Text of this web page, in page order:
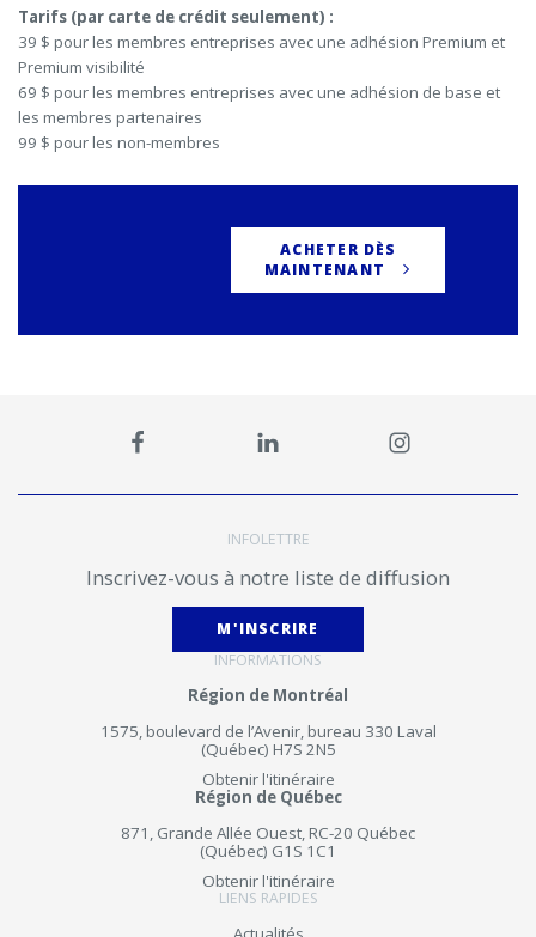
Tarifs (par carte de crédit seulement) :
39 $ pour les membres entreprises avec une adhésion Premium et
Premium visibilité
69 $ pour les membres entreprises avec une adhésion de base et
les membres partenaires
99 $ pour les non-membres
ACHETER DÈS
MAINTENANT
INFOLETTRE
Inscrivez-vous à notre liste de diffusion
M'INSCRIRE
INFORMATIONS
Région de Montréal
1575, boulevard de l’Avenir, bureau 330 Laval
(Québec) H7S 2N5
Obtenir l'itinéraire
Région de Québec
871, Grande Allée Ouest, RC-20 Québec
(Québec) G1S 1C1
Obtenir l'itinéraire
LIENS RAPIDES